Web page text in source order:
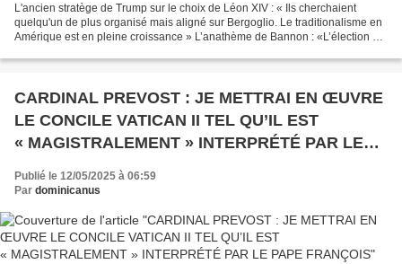
L'ancien stratège de Trump sur le choix de Léon XIV : « Ils cherchaient
quelqu'un de plus organisé mais aligné sur Bergoglio. Le traditionalisme en
Amérique est en pleine croissance » L’anathème de Bannon : «L’élection de
CARDINAL PREVOST : JE METTRAI EN ŒUVRE
LE CONCILE VATICAN II TEL QU’IL EST
« MAGISTRALEMENT » INTERPRÉTÉ PAR LE
Publié le 12/05/2025 à 06:59
Par dominicanus